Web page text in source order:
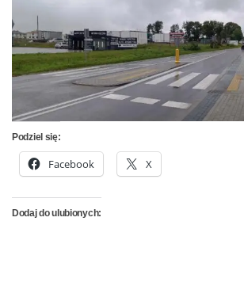
Podziel się:
Facebook X
Dodaj do ulubionych: